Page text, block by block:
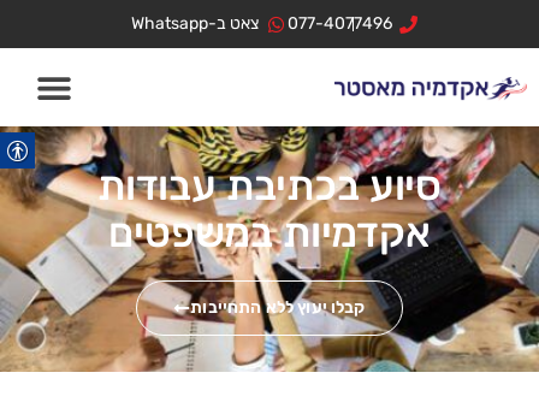
077-4077496 צאט ב-Whatsapp
סיוע בכתיבת עבודות
אקדמיות במשפטים
קבלו יעוץ ללא התחייבות